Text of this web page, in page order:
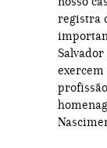
registra
exercem